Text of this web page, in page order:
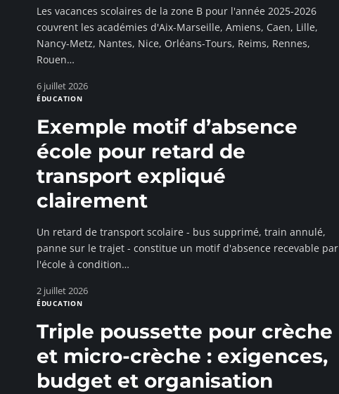
Les vacances scolaires de la zone B pour l'année 2025-2026
couvrent les académies d'Aix-Marseille, Amiens, Caen, Lille,
Nancy-Metz, Nantes, Nice, Orléans-Tours, Reims, Rennes,
Rouen…
6 juillet 2026
ÉDUCATION
Exemple motif d’absence
école pour retard de
transport expliqué
clairement
Un retard de transport scolaire - bus supprimé, train annulé,
panne sur le trajet - constitue un motif d'absence recevable par
l'école à condition…
2 juillet 2026
ÉDUCATION
Triple poussette pour crèche
et micro-crèche : exigences,
budget et organisation